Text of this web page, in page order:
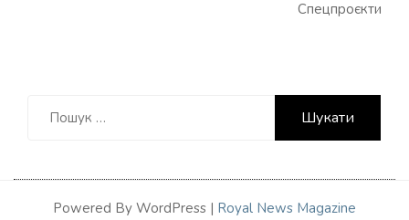
Спецпроєкти
Powered By WordPress | Royal News Magazine